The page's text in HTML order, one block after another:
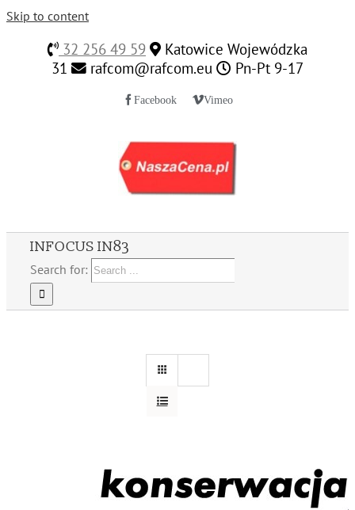
Skip to content
32 256 49 59
Katowice Wojewódzka
31
rafcom@rafcom.eu Pn-Pt 9-17
Facebook Vimeo
INFOCUS IN83
Search for: